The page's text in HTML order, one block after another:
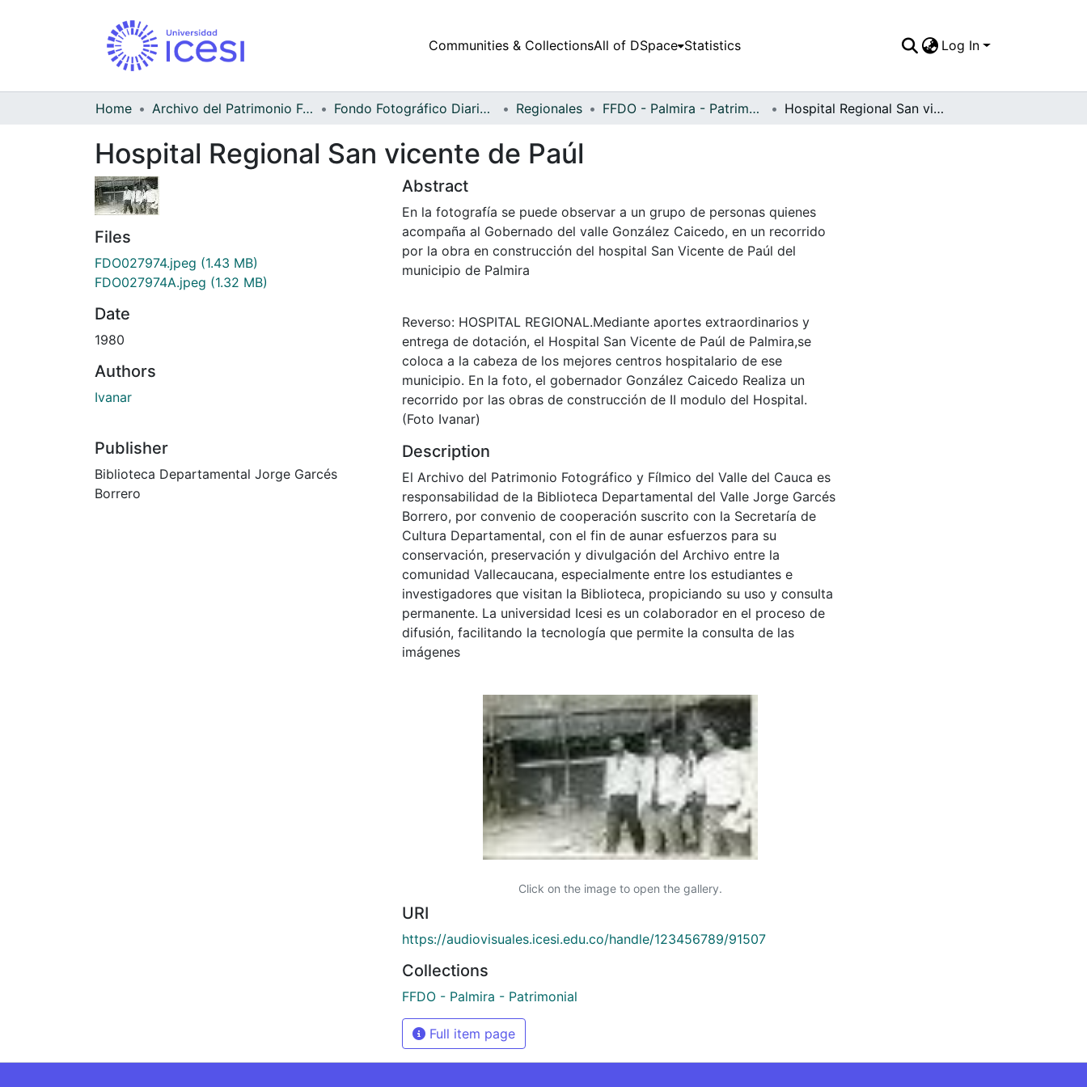
Communities & CollectionsAll of DSpace Statistics Log In
Home Archivo del Patrimonio Fotográfico y Fílmico del Valle del Cauca Fondo Fotográfico Diario Occidente Regionales FFDO - Palmira - Patrimonial Hospital Regional San vicente de Paúl
Hospital Regional San vicente de Paúl
Files
FDO027974.jpeg (1.43 MB)
FDO027974A.jpeg (1.32 MB)
Date
1980
Authors
Ivanar
Publisher
Biblioteca Departamental Jorge Garcés
Borrero
Abstract
En la fotografía se puede observar a un grupo de personas quienes
acompaña al Gobernado del valle González Caicedo, en un recorrido
por la obra en construcción del hospital San Vicente de Paúl del
municipio de Palmira
Reverso: HOSPITAL REGIONAL.Mediante aportes extraordinarios y
entrega de dotación, el Hospital San Vicente de Paúl de Palmira,se
coloca a la cabeza de los mejores centros hospitalario de ese
municipio. En la foto, el gobernador González Caicedo Realiza un
recorrido por las obras de construcción de II modulo del Hospital.
(Foto Ivanar)
Description
El Archivo del Patrimonio Fotográfico y Fílmico del Valle del Cauca es
responsabilidad de la Biblioteca Departamental del Valle Jorge Garcés
Borrero, por convenio de cooperación suscrito con la Secretaría de
Cultura Departamental, con el fin de aunar esfuerzos para su
conservación, preservación y divulgación del Archivo entre la
comunidad Vallecaucana, especialmente entre los estudiantes e
investigadores que visitan la Biblioteca, propiciando su uso y consulta
permanente. La universidad Icesi es un colaborador en el proceso de
difusión, facilitando la tecnología que permite la consulta de las
imágenes
Click on the image to open the gallery.
URI
https://audiovisuales.icesi.edu.co/handle/123456789/91507
Collections
FFDO - Palmira - Patrimonial
Full item page